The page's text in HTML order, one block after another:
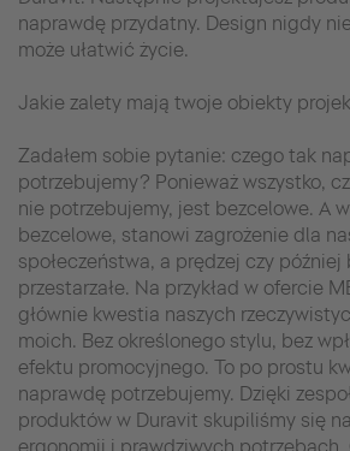
naprawdę przydatny. Design nigdy
może ułatwić życie.
Jakie zalety mają twoje obiekty
Zadałem sobie pytanie: czego tak
potrzebujemy? Ponieważ wszystko,
nie potrzebujemy, jest bezcelowe. A
bezcelowe, stanowi zagrożenie dla
społeczeństwa, a prędzej czy później
przestarzałe. Na przykład w ofercie
głównie kwestia naszych
moich. Bez określonego stylu, bez
efektu promocyjnego. To po prostu
naprawdę potrzebujemy. Dzięki
produktów w Duravit skupiliśmy się